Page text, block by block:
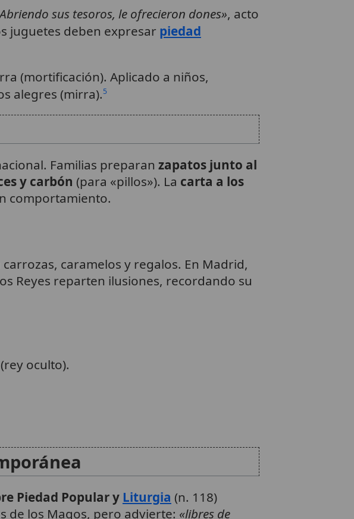
sus tesoros, le ofrecieron dones», acto
juguetes deben expresar piedad
(mortificación). Aplicado a niños,
alegres (mirra).5
Familias preparan zapatos junto al
y carbón (para «pillos»). La carta a los
comportamiento.
caramelos y regalos. En Madrid,
Reyes reparten ilusiones, recordando su
oculto).
Piedad Popular y Liturgia (n. 118)
de los Magos, pero advierte: «libres de